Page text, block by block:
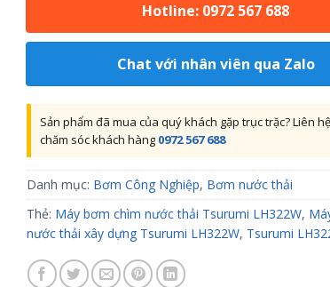
Hotline: 0972 567 688
Chat với nhân viên qua Zalo
Sản phẩm đã mua của quý khách gặp trục trặc? Liên
chăm sóc khách hàng 0972 567 688
Danh mục: Bơm Công Nghiệp, Bơm nước thải
Thẻ: Máy bơm chìm nước thải Tsurumi LH322W,
nước thải xây dựng Tsurumi LH322W, Tsurumi